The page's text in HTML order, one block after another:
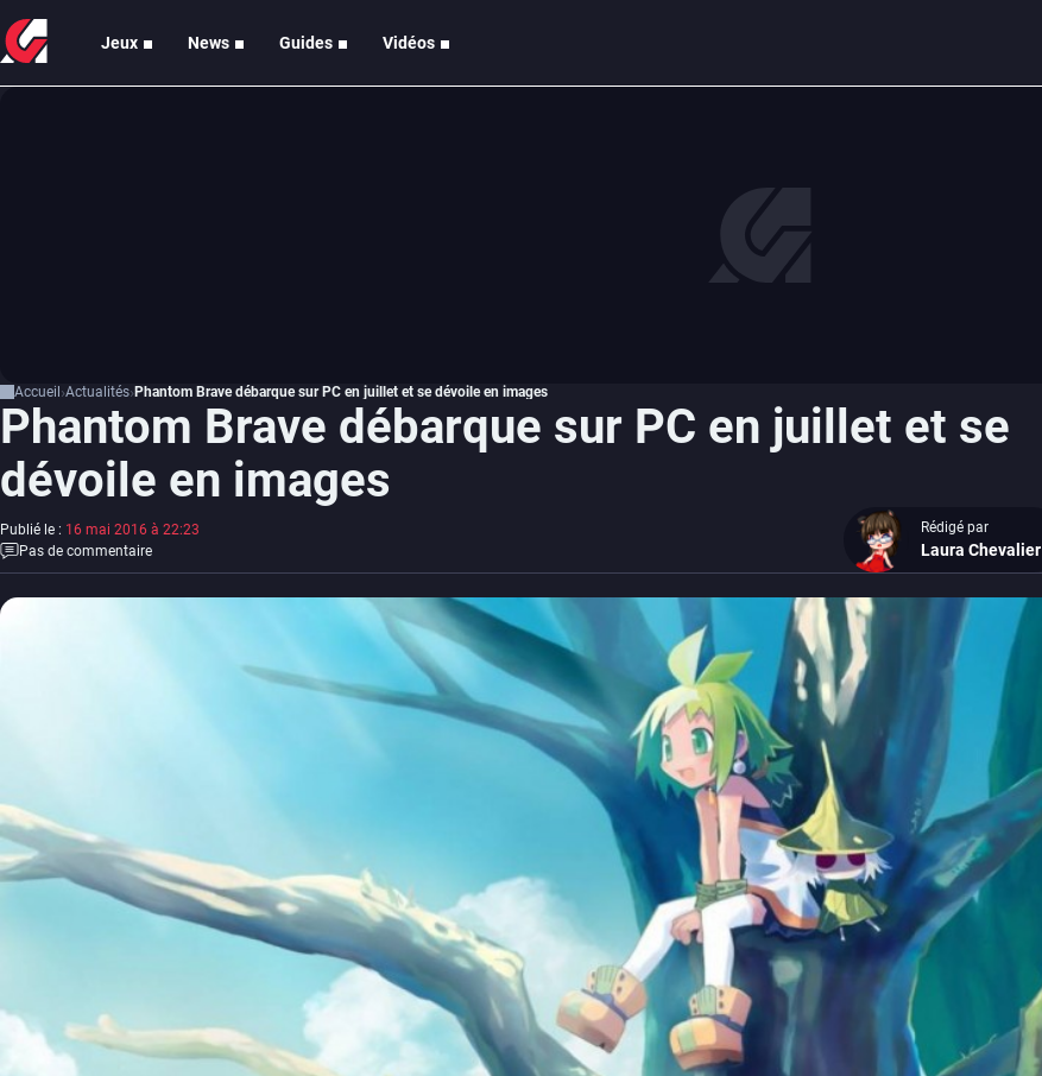
Jeux News Guides Vidéos
Accueil Actualités Phantom Brave débarque sur PC en juillet et se dévoile en images
Phantom Brave débarque sur PC en juillet et se
dévoile en images
Publié le : 16 mai 2016 à 22:23
Pas de commentaire
Rédigé par
Laura Chevalier